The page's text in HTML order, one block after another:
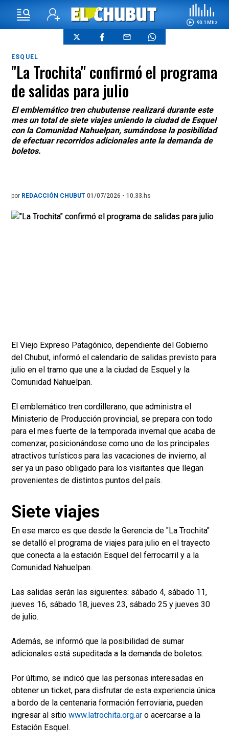
90.1 Mhz
ESQUEL
"La Trochita" confirmó el programa
de salidas para julio
El emblemático tren chubutense realizará durante este
mes un total de siete viajes uniendo la ciudad de Esquel
con la Comunidad Nahuelpan, sumándose la posibilidad
de efectuar recorridos adicionales ante la demanda de
boletos.
por REDACCIÓN CHUBUT 01/07/2026 - 10.33.hs
El Viejo Expreso Patagónico, dependiente del Gobierno
del Chubut, informó el calendario de salidas previsto para
julio en el tramo que une a la ciudad de Esquel y la
Comunidad Nahuelpan.
El emblemático tren cordillerano, que administra el
Ministerio de Producción provincial, se prepara con todo
para el mes fuerte de la temporada invernal que acaba de
comenzar, posicionándose como uno de los principales
atractivos turísticos para las vacaciones de invierno, al
ser ya un paso obligado para los visitantes que llegan
provenientes de distintos puntos del país.
Siete viajes
En ese marco es que desde la Gerencia de "La Trochita"
se detalló el programa de viajes para julio en el trayecto
que conecta a la estación Esquel del ferrocarril y a la
Comunidad Nahuelpan.
Las salidas serán las siguientes: sábado 4, sábado 11,
jueves 16, sábado 18, jueves 23, sábado 25 y jueves 30
de julio.
Además, se informó que la posibilidad de sumar
adicionales está supeditada a la demanda de boletos.
Por último, se indicó que las personas interesadas en
obtener un ticket, para disfrutar de esta experiencia única
a bordo de la centenaria formación ferroviaria, pueden
ingresar al sitio www.latrochita.org.ar o acercarse a la
Estación Esquel.